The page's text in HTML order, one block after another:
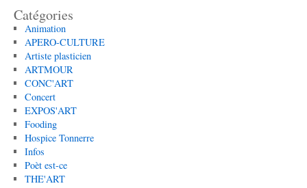
Catégories
Animation
APERO-CULTURE
Artiste plasticien
ARTMOUR
CONC'ART
Concert
EXPOS'ART
Fooding
Hospice Tonnerre
Infos
Poèt est-ce
THE'ART